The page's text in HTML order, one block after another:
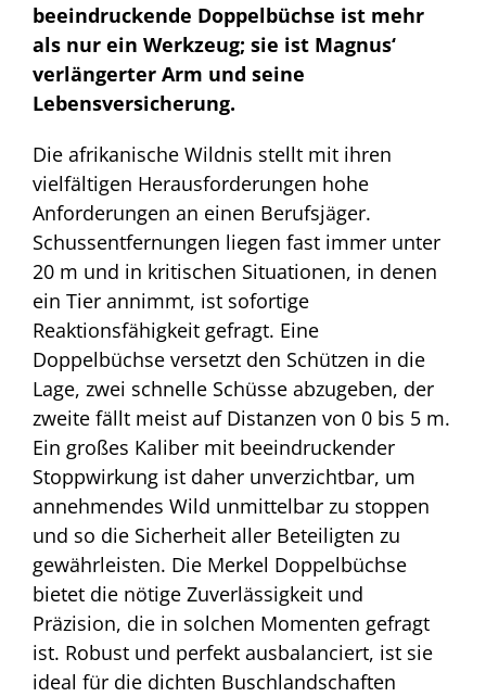
beeindruckende Doppelbüchse ist mehr
als nur ein Werkzeug; sie ist Magnus‘
verlängerter Arm und seine
Lebensversicherung.
Die afrikanische Wildnis stellt mit ihren
vielfältigen Herausforderungen hohe
Anforderungen an einen Berufsjäger.
Schussentfernungen liegen fast immer unter
20 m und in kritischen Situationen, in denen
ein Tier annimmt, ist sofortige
Reaktionsfähigkeit gefragt. Eine
Doppelbüchse versetzt den Schützen in die
Lage, zwei schnelle Schüsse abzugeben, der
zweite fällt meist auf Distanzen von 0 bis 5 m.
Ein großes Kaliber mit beeindruckender
Stoppwirkung ist daher unverzichtbar, um
annehmendes Wild unmittelbar zu stoppen
und so die Sicherheit aller Beteiligten zu
gewährleisten. Die Merkel Doppelbüchse
bietet die nötige Zuverlässigkeit und
Präzision, die in solchen Momenten gefragt
ist. Robust und perfekt ausbalanciert, ist sie
ideal für die dichten Buschlandschaften